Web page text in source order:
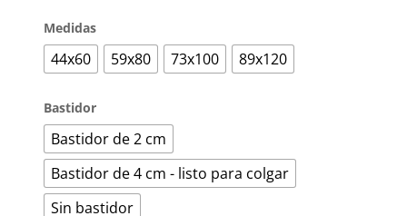
Medidas
44x60 59x80 73x100 89x120
Bastidor
Bastidor de 2 cm
Bastidor de 4 cm - listo para colgar
Sin bastidor